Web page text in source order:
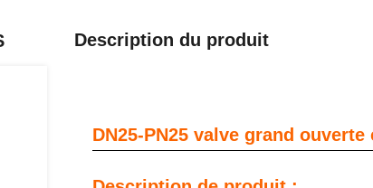
Description du produit
DN25-PN25 valve grand